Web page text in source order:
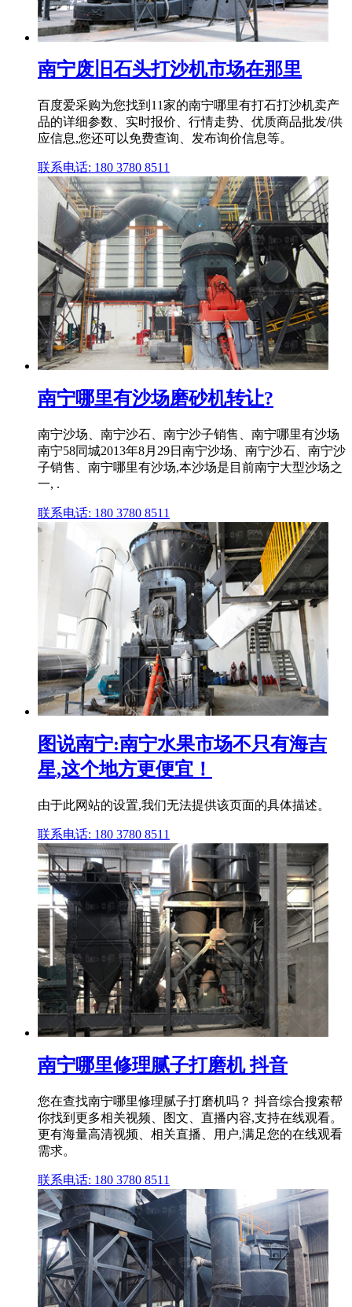
南宁废旧石头打沙机市场在那里
百度爱采购为您找到11家的南宁哪里有打石打沙机卖产
品的详细参数、实时报价、行情走势、优质商品批发/供
应信息,您还可以免费查询、发布询价信息等。
联系电话: 180 3780 8511
南宁哪里有沙场磨砂机转让?
南宁沙场、南宁沙石、南宁沙子销售、南宁哪里有沙场
南宁58同城2013年8月29日南宁沙场、南宁沙石、南宁沙
子销售、南宁哪里有沙场,本沙场是目前南宁大型沙场之
一, .
联系电话: 180 3780 8511
图说南宁:南宁水果市场不只有海吉
星,这个地方更便宜！
由于此网站的设置,我们无法提供该页面的具体描述。
联系电话: 180 3780 8511
南宁哪里修理腻子打磨机 抖音
您在查找南宁哪里修理腻子打磨机吗？ 抖音综合搜索帮
你找到更多相关视频、图文、直播内容,支持在线观看。
更有海量高清视频、相关直播、用户,满足您的在线观看
需求。
联系电话: 180 3780 8511